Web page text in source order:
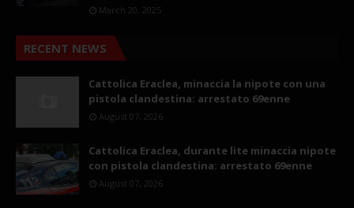
March 20, 2025
RECENT NEWS
Cattolica Eraclea, minaccia la nipote con una
pistola clandestina: arrestato 69enne
August 07, 2026
Cattolica Eraclea, durante lite minaccia nipote
con pistola clandestina: arrestato 69enne
August 07, 2026